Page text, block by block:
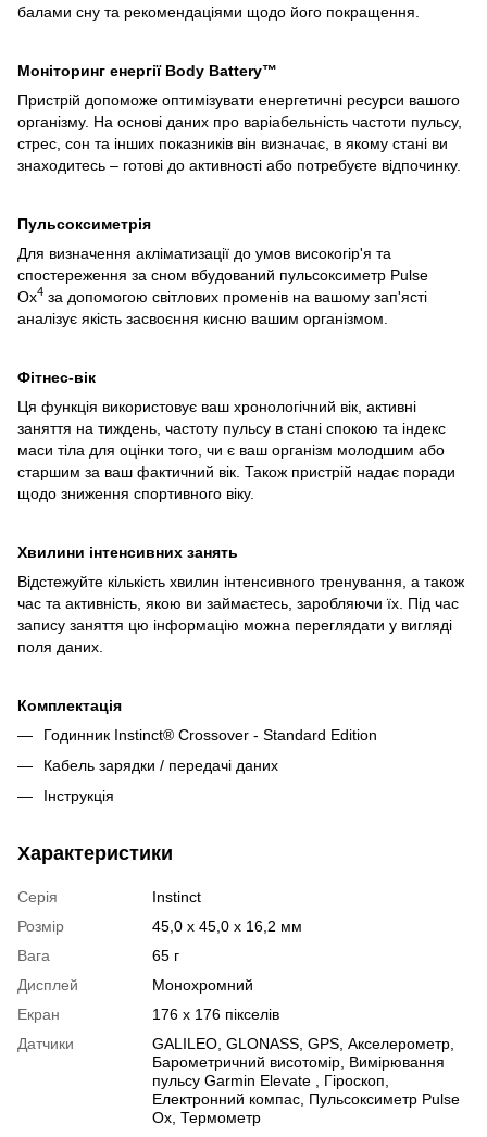
балами сну та рекомендаціями щодо його покращення.
Моніторинг енергії Body Battery™
Пристрій допоможе оптимізувати енергетичні ресурси вашого
організму. На основі даних про варіабельність частоти пульсу,
стрес, сон та інших показників він визначає, в якому стані ви
знаходитесь – готові до активності або потребуєте відпочинку.
Пульсоксиметрія
Для визначення акліматизації до умов високогір'я та
спостереження за сном вбудований пульсоксиметр Pulse
Ox4 за допомогою світлових променів на вашому зап'ясті
аналізує якість засвоєння кисню вашим організмом.
Фітнес-вік
Ця функція використовує ваш хронологічний вік, активні
заняття на тиждень, частоту пульсу в стані спокою та індекс
маси тіла для оцінки того, чи є ваш організм молодшим або
старшим за ваш фактичний вік. Також пристрій надає поради
щодо зниження спортивного віку.
Хвилини інтенсивних занять
Відстежуйте кількість хвилин інтенсивного тренування, а також
час та активність, якою ви займаєтесь, заробляючи їх. Під час
запису заняття цю інформацію можна переглядати у вигляді
поля даних.
Комплектація
Годинник Instinct® Crossover - Standard Edition
Кабель зарядки / передачі даних
Інструкція
Характеристики
Серія
Instinct
Розмір
45,0 x 45,0 x 16,2 мм
Вага
65 г
Дисплей
Монохромний
Екран
176 x 176 пікселів
Датчики
GALILEO, GLONASS, GPS, Акселерометр,
Барометричний висотомір, Вимірювання
пульсу Garmin Elevate , Гіроскоп,
Електронний компас, Пульсоксиметр Pulse
Ox, Термометр